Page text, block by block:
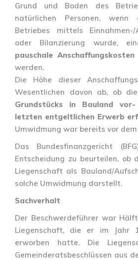
Grund und Boden des
natürlichen Personen,
Betriebes mittels Einnahmen-/
oder Bilanzierung wurde,
pauschale Anschaffungskosten
werden.
Die Höhe dieser
Wesentlichen davon ab, ob die
Grundstücks in Bauland
letzten entgeltlichen Erwerb
Umwidmung war bereits vor dem
Das Bundesfinanzgericht
Entscheidung zu beurteilen, ob
Liegenschaft als Bauland/
solche Umwidmung darstellt.
Sachverhalt
Der Beschwerdeführer war
Liegenschaft, die er im Jahr
erworben hatte. Die
Gemeinderatsbeschlüssen aus